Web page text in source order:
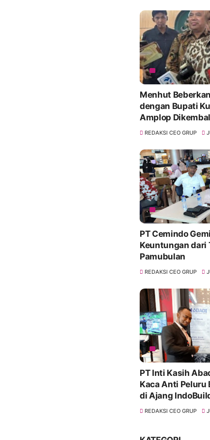
Menhut
dengan Bupati
Amplop
Pelepasan
REDAKSI CEO GRUP
PT Cemindo
Keuntungan dari
Pamubulan
REDAKSI CEO GRUP
PT Inti Kasih
Kaca Anti Peluru
di Ajang
REDAKSI CEO GRUP